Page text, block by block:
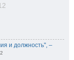
и должность", –
2